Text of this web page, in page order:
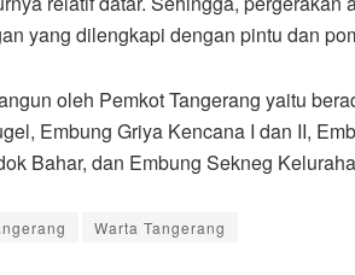
yang dilengkapi dengan pintu dan
oleh Pemkot Tangerang yaitu
Embung Griya Kencana I dan II,
Bahar, dan Embung Sekneg
Warta Tangerang